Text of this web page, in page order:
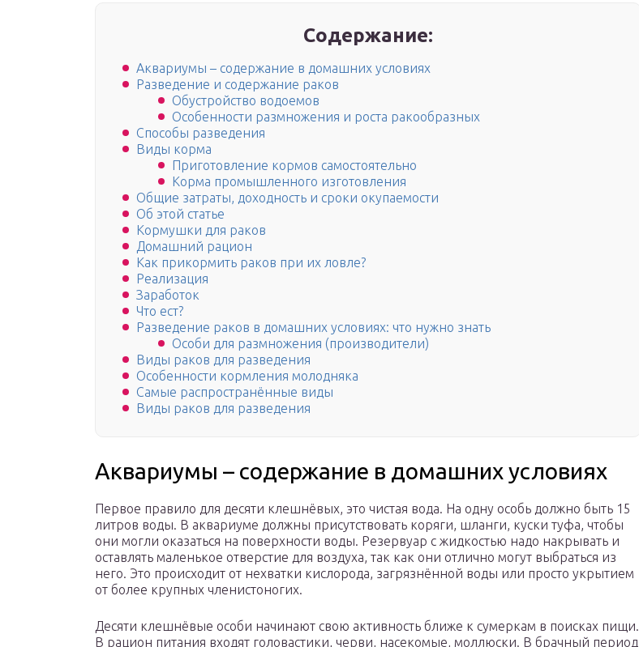
Содержание:
Аквариумы – содержание в домашних условиях
Разведение и содержание раков
Обустройство водоемов
Особенности размножения и роста ракообразных
Способы разведения
Виды корма
Приготовление кормов самостоятельно
Корма промышленного изготовления
Общие затраты, доходность и сроки окупаемости
Об этой статье
Кормушки для раков
Домашний рацион
Как прикормить раков при их ловле?
Реализация
Заработок
Что ест?
Разведение раков в домашних условиях: что нужно знать
Особи для размножения (производители)
Виды раков для разведения
Особенности кормления молодняка
Самые распространённые виды
Виды раков для разведения
Аквариумы – содержание в домашних условиях
Первое правило для десяти клешнёвых, это чистая вода. На одну особь должно быть 15
литров воды. В аквариуме должны присутствовать коряги, шланги, куски туфа, чтобы
они могли оказаться на поверхности воды. Резервуар с жидкостью надо накрывать и
оставлять маленькое отверстие для воздуха, так как они отлично могут выбраться из
него. Это происходит от нехватки кислорода, загрязнённой воды или просто укрытием
от более крупных членистоногих.
Десяти клешнёвые особи начинают свою активность ближе к сумеркам в поисках пищи.
В рацион питания входят головастики, черви, насекомые, моллюски. В брачный период